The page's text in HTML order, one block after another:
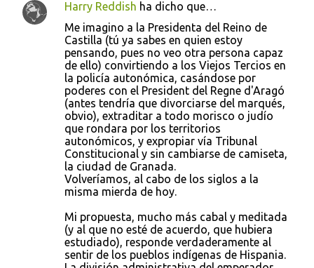
s
Harry Reddish ha dicho que…
Me imagino a la Presidenta del Reino de
Castilla (tú ya sabes en quien estoy
pensando, pues no veo otra persona capaz
de ello) convirtiendo a los Viejos Tercios en
la policía autonómica, casándose por
poderes con el President del Regne d'Aragó
(antes tendría que divorciarse del marqués,
obvio), extraditar a todo morisco o judío
que rondara por los territorios
autonómicos, y expropiar vía Tribunal
Constitucional y sin cambiarse de camiseta,
la ciudad de Granada.
Volveríamos, al cabo de los siglos a la
misma mierda de hoy.
Mi propuesta, mucho más cabal y meditada
(y al que no esté de acuerdo, que hubiera
estudiado), responde verdaderamente al
sentir de los pueblos indígenas de Hispania.